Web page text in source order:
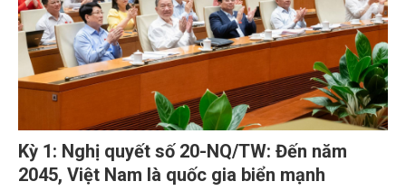
Kỳ 1: Nghị quyết số 20-NQ/TW: Đến năm
2045, Việt Nam là quốc gia biển mạnh